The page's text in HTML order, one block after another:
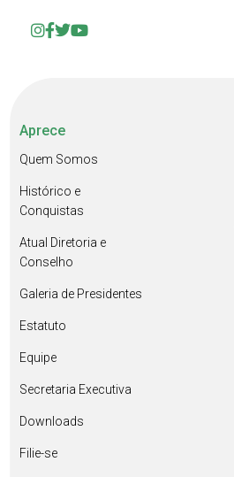
Aprece
Quem Somos
Histórico e
Conquistas
Atual Diretoria e
Conselho
Galeria de Presidentes
Estatuto
Equipe
Secretaria Executiva
Downloads
Filie-se